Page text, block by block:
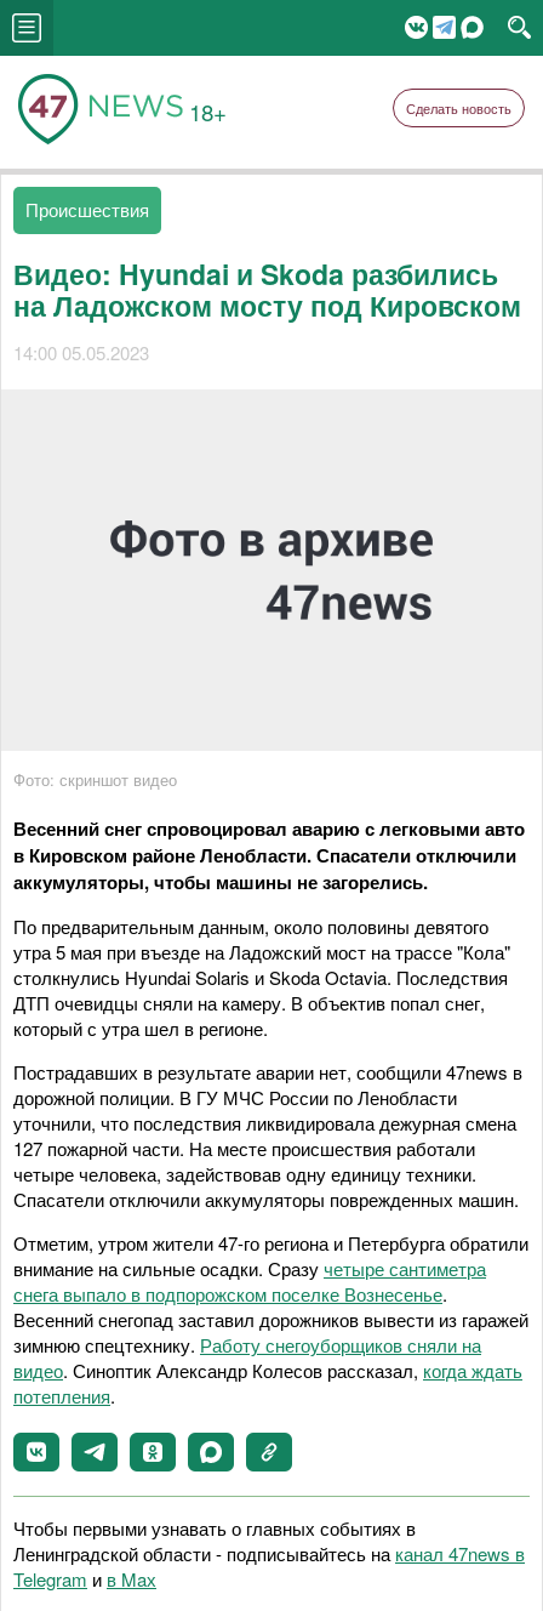
18+ Сделать новость
Происшествия
Видео: Hyundai и Skoda разбились
на Ладожском мосту под Кировском
14:00 05.05.2023
Фото: скриншот видео
Весенний снег спровоцировал аварию с легковыми авто
в Кировском районе Ленобласти. Спасатели отключили
аккумуляторы, чтобы машины не загорелись.
По предварительным данным, около половины девятого
утра 5 мая при въезде на Ладожский мост на трассе "Кола"
столкнулись Hyundai Solaris и Skoda Octavia. Последствия
ДТП очевидцы сняли на камеру. В объектив попал снег,
который с утра шел в регионе.
Пострадавших в результате аварии нет, сообщили 47news в
дорожной полиции. В ГУ МЧС России по Ленобласти
уточнили, что последствия ликвидировала дежурная смена
127 пожарной части. На месте происшествия работали
четыре человека, задействовав одну единицу техники.
Спасатели отключили аккумуляторы поврежденных машин.
Отметим, утром жители 47-го региона и Петербурга обратили
внимание на сильные осадки. Сразучетыре сантиметра
снега выпало в подпорожском поселке Вознесенье.
Весенний снегопад заставил дорожников вывести из гаражей
зимнюю спецтехнику. Работу снегоуборщиков сняли на
видео. Синоптик Александр Колесов рассказал, когда ждать
потепления.
Чтобы первыми узнавать о главных событиях в
Ленинградской области - подписывайтесь на канал 47news в
Telegram и в Maх